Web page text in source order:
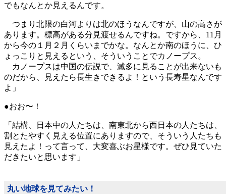
でもなんとか見えるんです。
つまり北限の白河よりは北のほうなんですが、山の高さが
あります。標高がある分見渡せるんですね。ですから、11月
から今の１月２月くらいまでかな。なんとか南のほうに、ひ
ょっこりと見えるという、そういうことでカノープス。
カノープスは中国の伝説で、滅多に見ることが出来ないも
のだから、見えたら長生きできるよ！という長寿星なんです
よ」
●おお〜！
「結構、日本中の人たちは、南東北から西日本の人たちは、
割とたやすく見える位置にありますので、そういう人たちも
見えたよ！って言って、大変喜ぶお星様です。ぜひ見ていた
だきたいと思います」
丸い地球を見てみたい！